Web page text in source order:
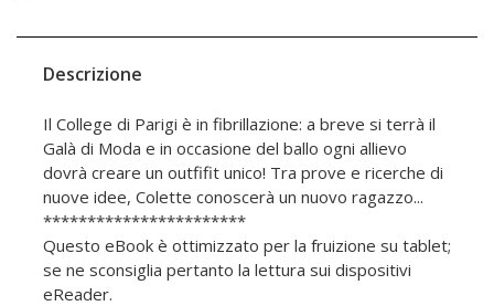
Descrizione
Il College di Parigi è in fibrillazione: a breve si terrà il
Galà di Moda e in occasione del ballo ogni allievo
dovrà creare un outfifit unico! Tra prove e ricerche di
nuove idee, Colette conoscerà un nuovo ragazzo...
***********************
Questo eBook è ottimizzato per la fruizione su tablet;
se ne sconsiglia pertanto la lettura sui dispositivi
eReader.